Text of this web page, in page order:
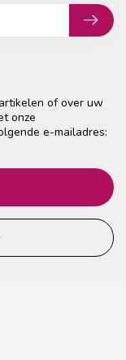
of over uw
onze
e-mailadres: